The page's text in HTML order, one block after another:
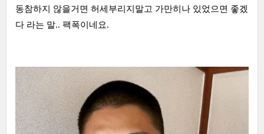
동참하지 않을거면 허세부리지말고 가만히나 있었으면 좋겠
다 라는 말.. 팩폭이네요.